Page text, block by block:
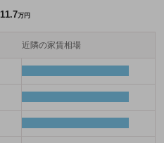
11.7万円
近隣の家賃相場